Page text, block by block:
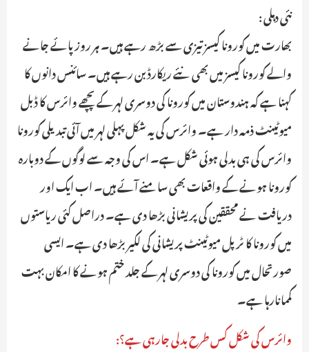
نئی دہلی :
بھارت میں کورونا کیسز تیزی سے بڑھ رہے ہیں۔ ہر روز پائے جانے
والے کورونا کیسز میں بھی نئے ریکارڈ بن رہے ہیں۔ سائنس دانوں کا
کہنا ہے کہ ہندوستان میں کورونا کی دوسری لہر کے پچھے وائرس کا ڈبل
میوٹینٹ ذمہ دار ہے۔ وائرس کی یہ شکل پہلی لہر میں آئی تبدیلی کورونا
وائرس کی ہی بدلی ہوئی شکل ہے۔ اس کی وجہ سے لوگوں کے دوبارہ
کورونا ہونے کے واقعات بھی سامنے آئے ہیں۔ اب ایک اور
دریافت نے محققین کی پریشانی بڑھا دی ہے۔ دراصل کئی ریاستوں
میں کورونا کا ٹرپل میوٹینٹ پریشانی کی لکیر بڑھا دی ہے۔ ایسی
صورتحال میں کورونا کی دوسری لہر کے جلد ختم ہونے کا امکان بہت
کممانارہا ہے۔
وائرس کی شکل کس طرح بدلی جارہی ہے؟: